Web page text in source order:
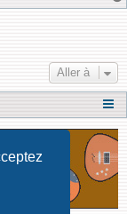
Aller à